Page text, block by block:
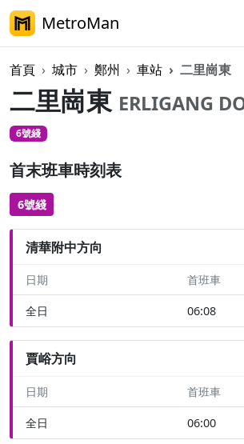
MetroMan
首頁 城市 鄭州 車站 二里崗東
二里崗東 ERLIGANG
6號綫
首末班車時刻表
6號綫
清華附中方向
日期 首班車
全日 06:08
賈峪方向
日期 首班車
全日 06:00